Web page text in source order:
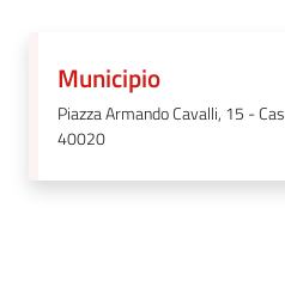
Municipio
Piazza Armando Cavalli, 15 -
40020